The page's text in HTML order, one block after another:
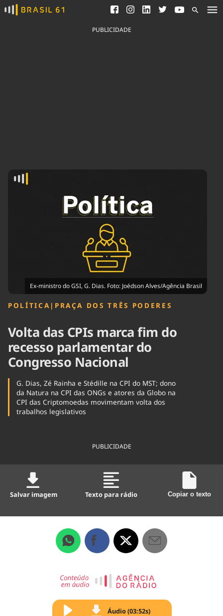
Ver todas as notícias
Saneamento
Indicadores
Agronegócios
Cultura
Economia
Educação
Infraestrutura
Internacional
Política
Saúde
PUBLICIDADE
Ex-ministro do GSI, G. Dias. Foto: Joédson Alves/Agência Brasil
POLÍTICA | PRAÇA DOS TRÊS PODERES
Volta das CPIs marca fim do
recesso parlamentar do
Congresso Nacional
G. Dias, Zé Rainha e Stédille na CPI do MST; dono
da Natura na CPI das ONGs e atores da Globo na
CPI das Criptomoedas movimentam volta dos
trabalhos legislativos
PUBLICIDADE
Salvar imagem Texto para rádio Copiar o texto
Áudio (03:52s)